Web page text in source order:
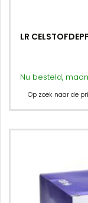
LR
Nu besteld,
Op zoek naar de